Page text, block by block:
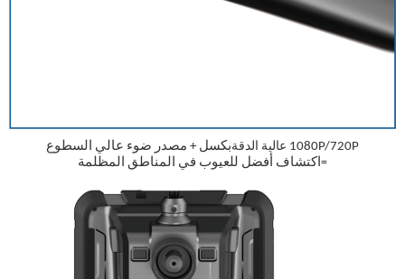
1080P/720P عالية الدقةبكسل + مصدر ضوء عالي السطوع
= اكتشاف أفضل للعيوب في المناطق المظلمة